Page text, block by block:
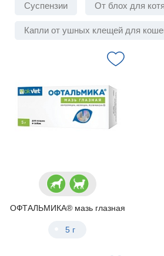
Суспензии От блох для
Капли от ушных клещей для
ОФТАЛЬМИКА® мазь глазная
5 г